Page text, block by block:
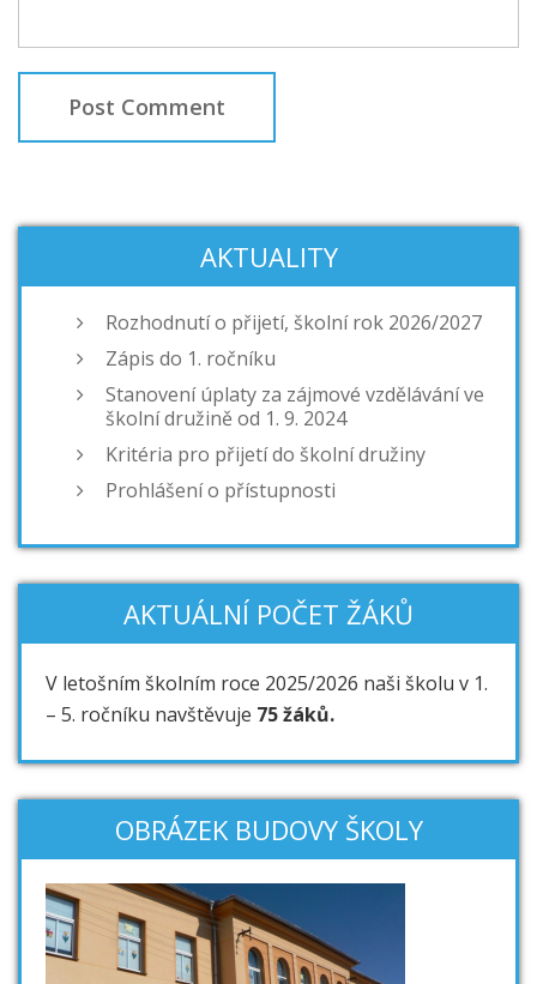
AKTUALITY
Rozhodnutí o přijetí, školní rok 2026/2027
Zápis do 1. ročníku
Stanovení úplaty za zájmové vzdělávání ve
školní družině od 1. 9. 2024
Kritéria pro přijetí do školní družiny
Prohlášení o přístupnosti
AKTUÁLNÍ POČET ŽÁKŮ
V letošním školním roce 2025/2026 naši školu v 1.
– 5. ročníku navštěvuje 75 žáků.
OBRÁZEK BUDOVY ŠKOLY